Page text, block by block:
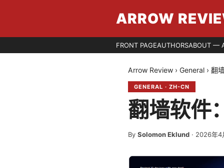
ARROW
FRONT PAGEAUTHORSABOUT —
Arrow Review › General › 翻
GENERAL · ZH-CN
翻墙软件
By Solomon Eklund · 2026年4